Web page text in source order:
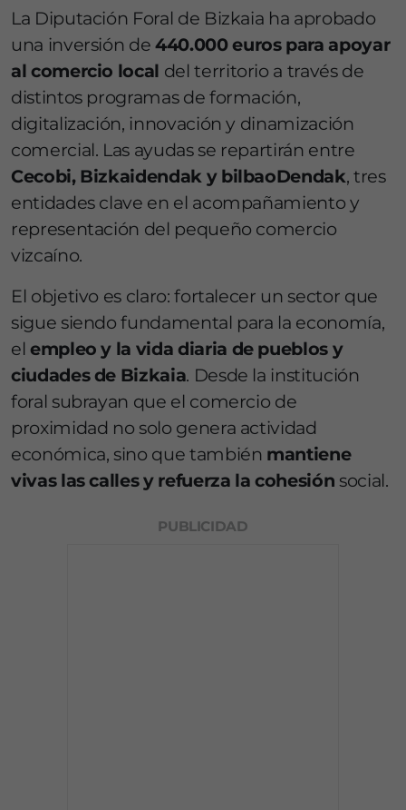
La Diputación Foral de Bizkaia ha aprobado
una inversión de 440.000 euros para apoyar
al comercio local del territorio a través de
distintos programas de formación,
digitalización, innovación y dinamización
comercial. Las ayudas se repartirán entre
Cecobi, Bizkaidendak y bilbaoDendak, tres
entidades clave en el acompañamiento y
representación del pequeño comercio
vizcaíno.
El objetivo es claro: fortalecer un sector que
sigue siendo fundamental para la economía,
el empleo y la vida diaria de pueblos y
ciudades de Bizkaia. Desde la institución
foral subrayan que el comercio de
proximidad no solo genera actividad
económica, sino que también mantiene
vivas las calles y refuerza la cohesión social.
PUBLICIDAD